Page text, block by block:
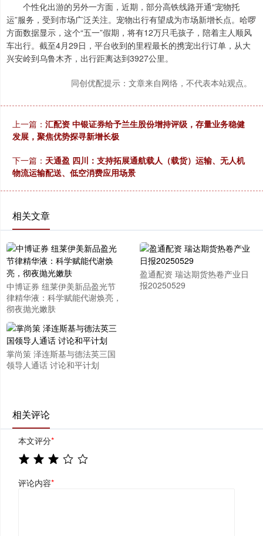
个性化出游的另外一方面，近期，部分高铁线路开通“宠物托
运”服务，受到市场广泛关注。宠物出行有望成为市场新增长点。哈啰
方面数据显示，这个“五一”假期，将有12万只毛孩子，陪着主人顺风
车出行。截至4月29日，平台收到的里程最长的携宠出行订单，从大
兴安岭到乌鲁木齐，出行距离达到3927公里。
同创优配提示：文章来自网络，不代表本站观点。
上一篇： 汇配资 中银证券给予兰生股份增持评级，存量业务稳健
发展，聚焦优势探寻新增长极
下一篇： 天通盈 四川：支持拓展通航载人（载货）运输、无人机
物流运输配送、低空消费应用场景
相关文章
中博证券 纽莱伊美新品盈光节
律精华液：科学赋能代谢焕亮，
彻夜抛光嫩肤
盈通配资 瑞达期货热卷产业日
报20250529
掌尚策 泽连斯基与德法英三国
领导人通话 讨论和平计划
相关评论
本文评分*
评论内容*